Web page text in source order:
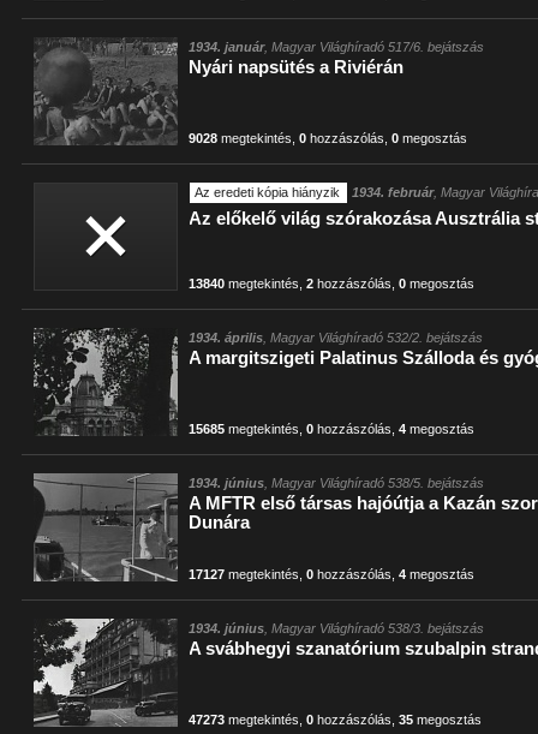
1934. január, Magyar Világhíradó 517/6. bejátszás
Nyári napsütés a Riviérán
9028 megtekintés ,0 hozzászólás ,0 megosztás
Az eredeti kópia hiányzik 1934. február, Magyar
Az előkelő világ szórakozása Ausztrália
13840 megtekintés ,2 hozzászólás ,0 megosztás
1934. április , Magyar Világhíradó 532/2. bejátszás
A margitszigeti Palatinus Szálloda és
15685 megtekintés ,0 hozzászólás ,4 megosztás
1934. június , Magyar Világhíradó 538/5. bejátszás
A MFTR első társas hajóútja a Kazán
Dunára
17127 megtekintés ,0 hozzászólás ,4 megosztás
1934. június , Magyar Világhíradó 538/3. bejátszás
A svábhegyi szanatórium szubalpin
47273 megtekintés ,0 hozzászólás ,35 megosztás